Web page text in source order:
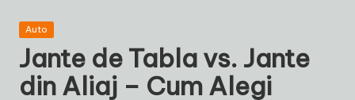
Schimbarea
Noastră!
Posted
Auto
Jante de Tabla vs. Jante
din Aliaj – Cum Alegi